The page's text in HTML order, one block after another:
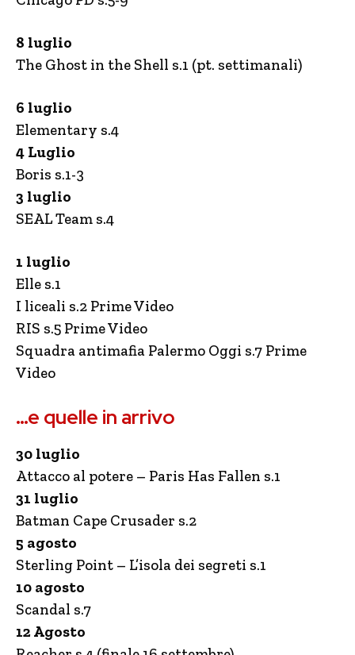
8 luglio
The Ghost in the Shell s.1 (pt. settimanali)
6 luglio
Elementary s.4
4 Luglio
Boris s.1-3
3 luglio
SEAL Team s.4
1 luglio
Elle s.1
I liceali s.2 Prime Video
RIS s.5 Prime Video
Squadra antimafia Palermo Oggi s.7 Prime
Video
…e quelle in arrivo
30 luglio
Attacco al potere – Paris Has Fallen s.1
31 luglio
Batman Cape Crusader s.2
5 agosto
Sterling Point – L’isola dei segreti s.1
10 agosto
Scandal s.7
12 Agosto